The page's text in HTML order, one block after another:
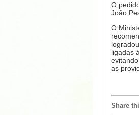
O
João
O
ligadas
as
Share